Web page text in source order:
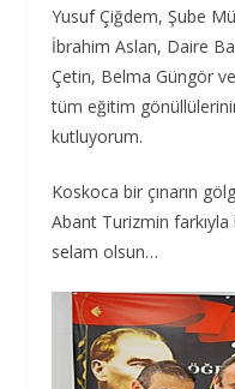
Yusuf Çiğdem, Şube
İbrahim Aslan, Daire
Çetin, Belma Güngör
tüm eğitim
kutluyorum.
Koskoca bir çınarın
Abant Turizmin
selam olsun…